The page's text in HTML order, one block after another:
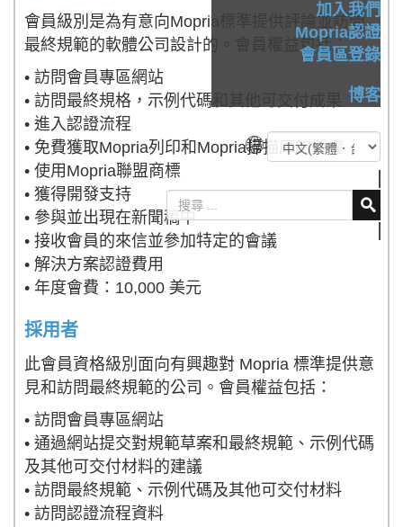
加入我們
Mopria認證
會員區登錄
博客
會員級別是為有意向Mopria標準提供評論並訪問
最終規範的軟體公司設計的。會員權益包括：
• 訪問會員專區網站
• 訪問最終規格，示例代碼和其他可交付成果
• 進入認證流程
• 免費獲取Mopria列印和Mopria掃描庫的授權
• 使用Mopria聯盟商標
• 獲得開發支持
• 參與並出現在新聞稿中
• 接收會員的來信並參加特定的會議
• 解決方案認證費用
• 年度會費：10,000 美元
採用者
此會員資格級別面向有興趣對 Mopria 標準提供意
見和訪問最終規範的公司。會員權益包括：
• 訪問會員專區網站
• 通過網站提交對規範草案和最終規範、示例代碼
及其他可交付材料的建議
• 訪問最終規範、示例代碼及其他可交付材料
• 訪問認證流程資料